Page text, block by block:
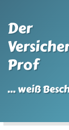
Der
Prof
… weiß